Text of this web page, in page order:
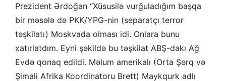
Prezident Ərdoğan “Xüsusilə vurğuladığım başqa
bir məsələ də PKK/YPG-nin (separatçı terror
təşkilatı) Moskvada olması idi. Onlara bunu
xatırlatdım. Eyni şəkildə bu təşkilat ABŞ-dakı Ağ
Evdə qonaq edildi. Məlum amerikalı (Orta Şərq və
Şimali Afrika Koordinatoru Brett) Maykqurk adlı